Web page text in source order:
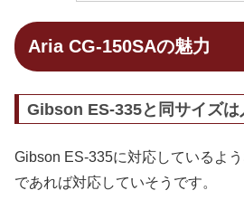
Aria CG-150SAの魅力
Gibson ES-335と同サイズは
Gibson ES-335に対応しているよ
であれば対応していそうです。